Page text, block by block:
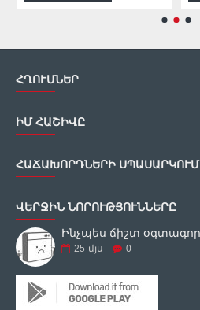
ՀՂՈՒՄՆԵՐ
ԻՄ ՀԱՇԻՎԸ
ՀԱՃԱԽՈՐԴՆԵՐԻ ՍՊԱՍԱՐԿՈՒՄ
ՎԵՐՋԻՆ ՆՈՐՈՒԹՅՈՒՆՆԵՐԸ
25 մյս 0